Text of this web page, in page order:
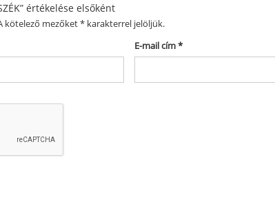
értékelése elsőként
kötelező mezőket* karakterrel jelöljük.
E-mail cím*